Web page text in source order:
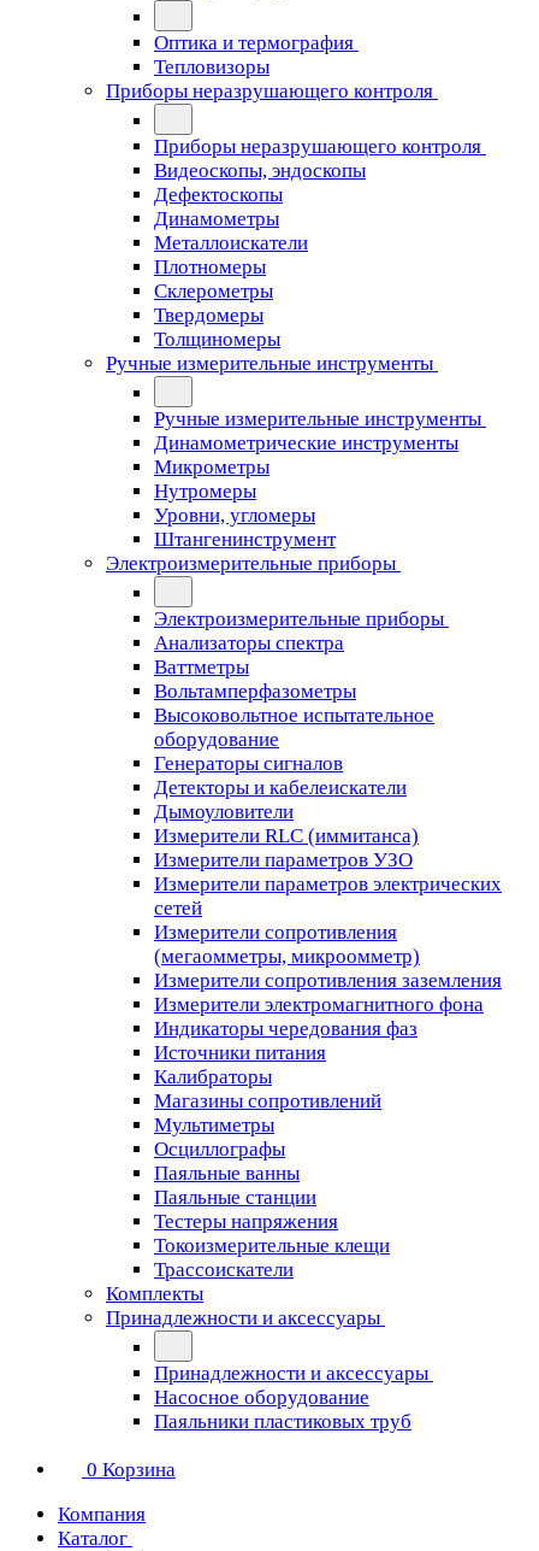
Оптика и термография
Тепловизоры
Приборы неразрушающего контроля
Приборы неразрушающего контроля
Видеоскопы, эндоскопы
Дефектоскопы
Динамометры
Металлоискатели
Плотномеры
Склерометры
Твердомеры
Толщиномеры
Ручные измерительные инструменты
Ручные измерительные инструменты
Динамометрические инструменты
Микрометры
Нутромеры
Уровни, угломеры
Штангенинструмент
Электроизмерительные приборы
Электроизмерительные приборы
Анализаторы спектра
Ваттметры
Вольтамперфазометры
Высоковольтное испытательное
оборудование
Генераторы сигналов
Детекторы и кабелеискатели
Дымоуловители
Измерители RLC (иммитанса)
Измерители параметров УЗО
Измерители параметров электрических
сетей
Измерители сопротивления
(мегаомметры, микроомметр)
Измерители сопротивления заземления
Измерители электромагнитного фона
Индикаторы чередования фаз
Источники питания
Калибраторы
Магазины сопротивлений
Мультиметры
Осциллографы
Паяльные ванны
Паяльные станции
Тестеры напряжения
Токоизмерительные клещи
Трассоискатели
Комплекты
Принадлежности и аксессуары
Принадлежности и аксессуары
Насосное оборудование
Паяльники пластиковых труб
0 Корзина
Компания
Каталог